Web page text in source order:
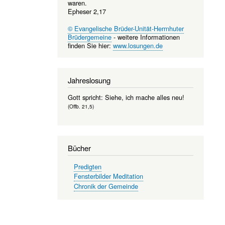
waren.
Epheser 2,17
© Evangelische Brüder-Unität-Herrnhuter
Brüdergemeine- weitere Informationen
finden Sie hier:www.losungen.de
Jahreslosung
Gott spricht: Siehe, ich mache alles neu!
(Offb. 21,5)
Bücher
Predigten
Fensterbilder Meditation
Chronik der Gemeinde